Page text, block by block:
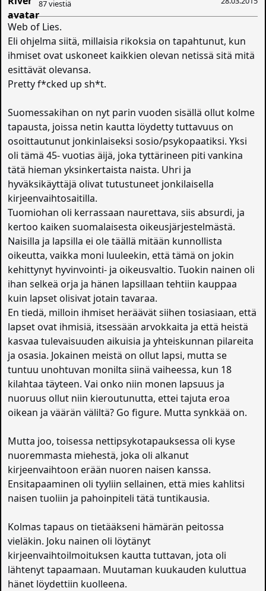
87 viestiä
Web of Lies.
Eli ohjelma siitä, millaisia rikoksia on tapahtunut, kun
ihmiset ovat uskoneet kaikkien olevan netissä sitä mitä
esittävät olevansa.
Pretty f*cked up sh*t.
Suomessakihan on nyt parin vuoden sisällä ollut kolme
tapausta, joissa netin kautta löydetty tuttavuus on
osoittautunut jonkinlaiseksi sosio/psykopaatiksi. Yksi
oli tämä 45- vuotias äijä, joka tyttärineen piti vankina
tätä hieman yksinkertaista naista. Uhri ja
hyväksikäyttäjä olivat tutustuneet jonkilaisella
kirjeenvaihtosaitilla.
Tuomiohan oli kerrassaan naurettava, siis absurdi, ja
kertoo kaiken suomalaisesta oikeusjärjestelmästä.
Naisilla ja lapsilla ei ole täällä mitään kunnollista
oikeutta, vaikka moni luuleekin, että tämä on jokin
kehittynyt hyvinvointi- ja oikeusvaltio. Tuokin nainen oli
ihan selkeä orja ja hänen lapsillaan tehtiin kauppaa
kuin lapset olisivat jotain tavaraa.
En tiedä, milloin ihmiset heräävät siihen tosiasiaan, että
lapset ovat ihmisiä, itsessään arvokkaita ja että heistä
kasvaa tulevaisuuden aikuisia ja yhteiskunnan pilareita
ja osasia. Jokainen meistä on ollut lapsi, mutta se
tuntuu unohtuvan monilta siinä vaiheessa, kun 18
kilahtaa täyteen. Vai onko niin monen lapsuus ja
nuoruus ollut niin kieroutunutta, ettei tajuta eroa
oikean ja väärän väliltä? Go figure. Mutta synkkää on.
Mutta joo, toisessa nettipsykotapauksessa oli kyse
nuoremmasta miehestä, joka oli alkanut
kirjeenvaihtoon erään nuoren naisen kanssa.
Ensitapaaminen oli tyyliin sellainen, että mies kahlitsi
naisen tuoliin ja pahoinpiteli tätä tuntikausia.
Kolmas tapaus on tietääkseni hämärän peitossa
vieläkin. Joku nainen oli löytänyt
kirjeenvaihtoilmoituksen kautta tuttavan, jota oli
lähtenyt tapaamaan. Muutaman kuukauden kuluttua
hänet löydettiin kuolleena.